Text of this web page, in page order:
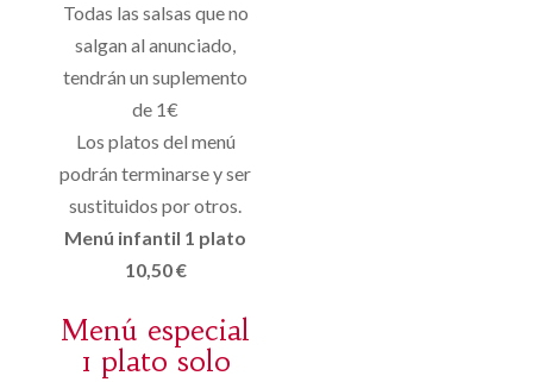
Todas las salsas que no
salgan al anunciado,
tendrán un suplemento
de 1€
Los platos del menú
podrán terminarse y ser
sustituidos por otros.
Menú infantil 1 plato
10,50 €
Menú especial
1 plato solo